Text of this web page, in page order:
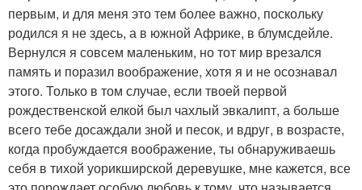
первым, и для меня это тем более важно, поскольку
родился я не здесь, а в южной Африке, в блумсдейле.
Вернулся я совсем маленьким, но тот мир врезался
память и поразил воображение, хотя я и не осознавал
этого. Только в том случае, если твоей первой
рождественской елкой был чахлый эвкалипт, а больше
всего тебе досаждали зной и песок, и вдруг, в возрасте,
когда пробуждается воображение, ты обнаруживаешь
себя в тихой уорикширской деревушке, мне кажется, все